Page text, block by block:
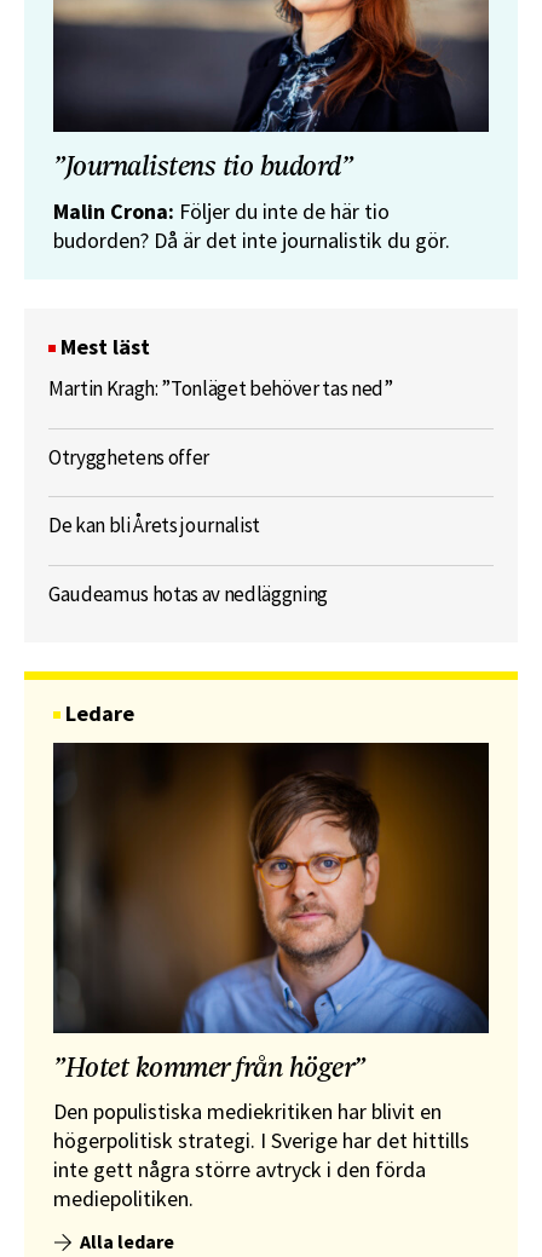
”Journalistens tio budord”
Malin Crona: Följer du inte de här tio
budorden? Då är det inte journalistik du gör.
Mest läst
Martin Kragh: ”Tonläget behöver tas ned”
Otrygghetens offer
De kan bli Årets journalist
Gaudeamus hotas av nedläggning
Ledare
”Hotet kommer från höger”
Den populistiska mediekritiken har blivit en
högerpolitisk strategi. I Sverige har det hittills
inte gett några större avtryck i den förda
mediepolitiken.
Alla ledare